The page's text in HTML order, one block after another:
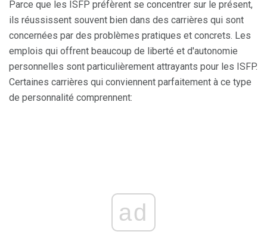
Parce que les ISFP préfèrent se concentrer sur le présent,
ils réussissent souvent bien dans des carrières qui sont
concernées par des problèmes pratiques et concrets. Les
emplois qui offrent beaucoup de liberté et d'autonomie
personnelles sont particulièrement attrayants pour les ISFP.
Certaines carrières qui conviennent parfaitement à ce type
de personnalité comprennent:
ad